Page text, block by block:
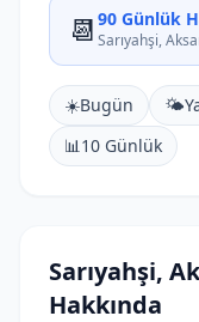
📆 90 Günlük
Sarıyahşi,
☀️Bugün 🌤️
📊10 Günlük
Sarıyahşi,
Hakkında